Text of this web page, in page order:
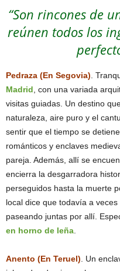
“Son rincones de
reúnen todos los
Pedraza (En Segovia) .
Madrid , con una variada
visitas guiadas. Un destino
naturaleza, aire puro y el
sentir que el tiempo se
románticos y enclaves
pareja. Además, allí se
encierra la desgarradora
perseguidos hasta la muerte
local dice que todavía a
paseando juntas por allí.
en horno de leña
Anento (En Teruel) . Un